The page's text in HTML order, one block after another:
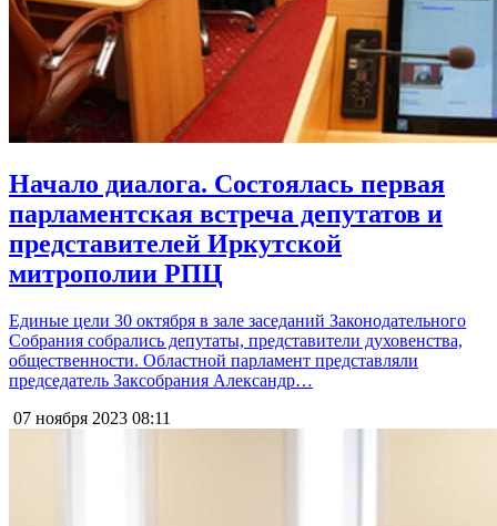
Начало диалога. Состоялась первая
парламентская встреча депутатов и
представителей Иркутской
митрополии РПЦ
Единые цели 30 октября в зале заседаний Законодательного
Собрания собрались депутаты, представители духовенства,
общественности. Областной парламент представляли
председатель Заксобрания Александр…
07 ноября 2023 08:11